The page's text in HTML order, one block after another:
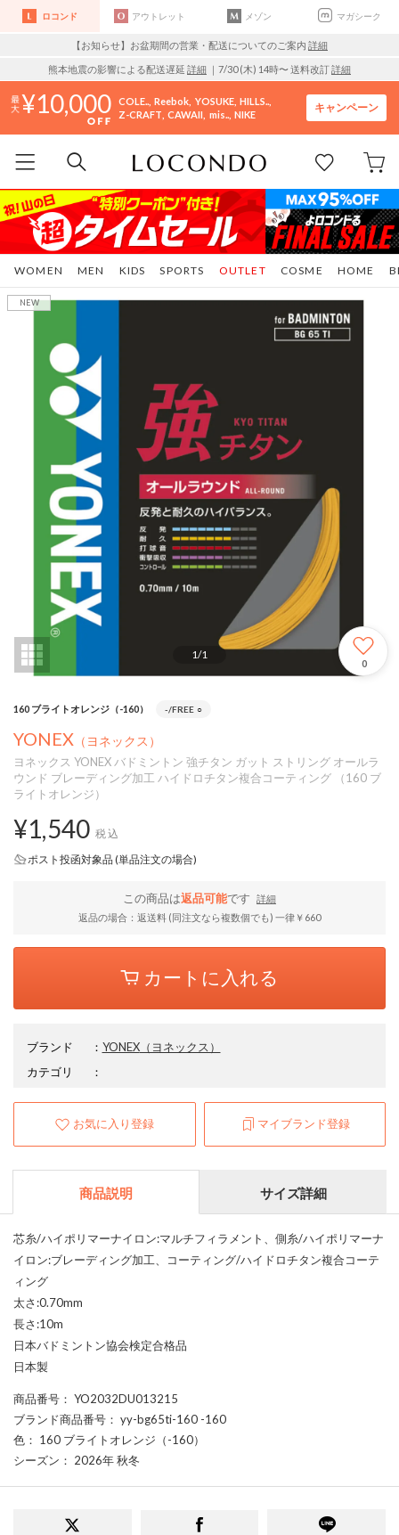
ロコンド アウトレット メゾン マガシーク
【お知らせ】お盆期間の営業・配送についてのご案内 詳細
熊本地震の影響による配送遅延 詳細 ｜7/30 (木) 14時〜 送料改訂詳細
10,000 COLE.. Reebok YOSUKE HILLS..
Z-CRAFT CAWAII mis.. NIKE
キャンペーン
WOMEN MEN KIDS SPORTS COSME HOME
OUTLET
1/1
0
160 ブライトオレンジ（-160） -/FREE ○
YONEX （ヨネックス）
ヨネックス YONEX バドミントン 強チタン ガット ストリング オールラ
ウンド ブレーディング加工 ハイドロチタン複合コーティング （160 ブ
ライトオレンジ）
¥1,540 税込
ポスト投函対象品 (単品注文の場合)
この商品は返品可能です
詳細
返品の場合：返送料 (同注文なら複数個でも) 一律￥660
カートに入れる
ブランド ： YONEX（ヨネックス）
カテゴリ
：
お気に入り登録 マイブランド登録
商品説明 サイズ詳細
芯糸/ハイポリマーナイロン:マルチフィラメント、側糸/ハイポリマーナ
イロン:ブレーディング加工、コーティング/ハイドロチタン複合コーテ
ィング
太さ:0.70mm
長さ:10m
日本バドミントン協会検定合格品
日本製
商品番号 ： YO2032DU013215
ブランド商品番号 ： yy-bg65ti-160 -160
色 ： 160 ブライトオレンジ（-160）
シーズン ： 2026年 秋冬